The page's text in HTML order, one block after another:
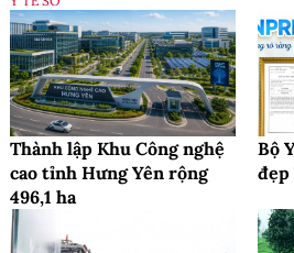
Thành lập Khu Công nghệ
cao tỉnh Hưng Yên rộng
496,1 ha
Bộ
đẹp